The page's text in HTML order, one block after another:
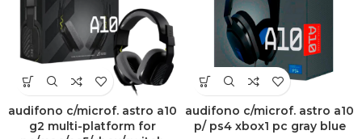
audifono c/microf. astro a10
g2 multi-platform for
audifono c/microf. astro a10
p/ ps4 xbox1 pc gray blue